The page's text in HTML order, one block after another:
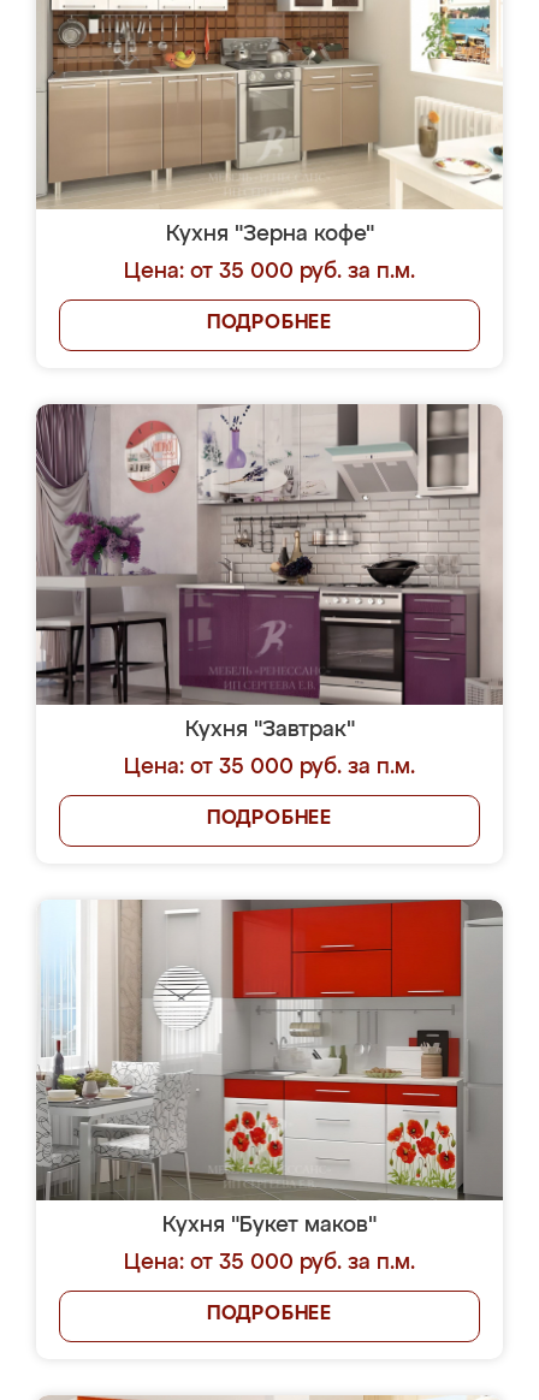
Кухня "Зерна кофе"
Цена: от 35 000 руб. за п.м.
ПОДРОБНЕЕ
Кухня "Завтрак"
Цена: от 35 000 руб. за п.м.
ПОДРОБНЕЕ
Кухня "Букет маков"
Цена: от 35 000 руб. за п.м.
ПОДРОБНЕЕ